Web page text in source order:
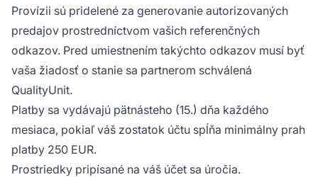
Provízii sú pridelené za generovanie autorizovaných
predajov prostredníctvom vašich referenčných
odkazov. Pred umiestnením takýchto odkazov musí byť
vaša žiadosť o stanie sa partnerom schválená
QualityUnit.
Platby sa vydávajú pätnásteho (15.) dňa každého
mesiaca, pokiaľ váš zostatok účtu spĺňa minimálny prah
platby 250 EUR.
Prostriedky pripísané na váš účet sa úročia.